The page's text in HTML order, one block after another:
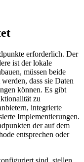
erforderlich. Der
ist der lokale
müssen beide
dass sie Daten
können. Es gibt
zu
integrierte
Implementierungen.
der auf dem
entsprechen oder